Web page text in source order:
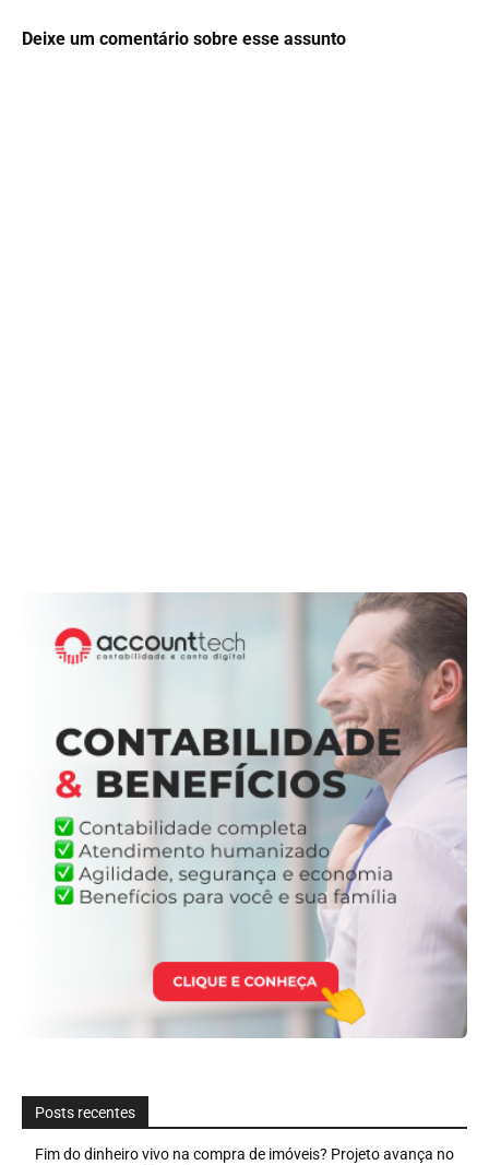
Deixe um comentário sobre esse assunto
Posts recentes
Fim do dinheiro vivo na compra de imóveis? Projeto avança no